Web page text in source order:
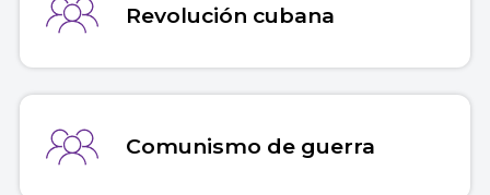
Revolución cubana
Comunismo de guerra